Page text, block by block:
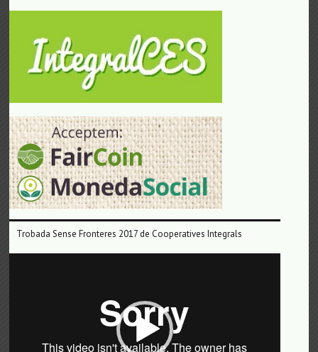
Trobada Sense Fronteres 2017 de Cooperatives Integrals